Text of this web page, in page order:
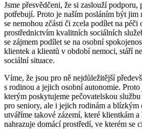
Jsme přesvědčeni, že si zaslouží
potřebují. Proto je naším posláním být jim
se nemohou zčásti či zcela podílet na péči
prostřednictvím kvalitních sociálních
se zájmem podílet se na osobní
klientek a klientů v období nemoci, stáří
sociální situace.
Víme, že jsou pro ně nejdůležitější
s rodinou a jejich osobní autonomie. Proto
kterým poskytujeme pečovatelskou
pro seniory, ale i jejich rodinám a
utváříme takové zázemí, které klientkám
nahrazuje domácí prostředí, ve kterém se